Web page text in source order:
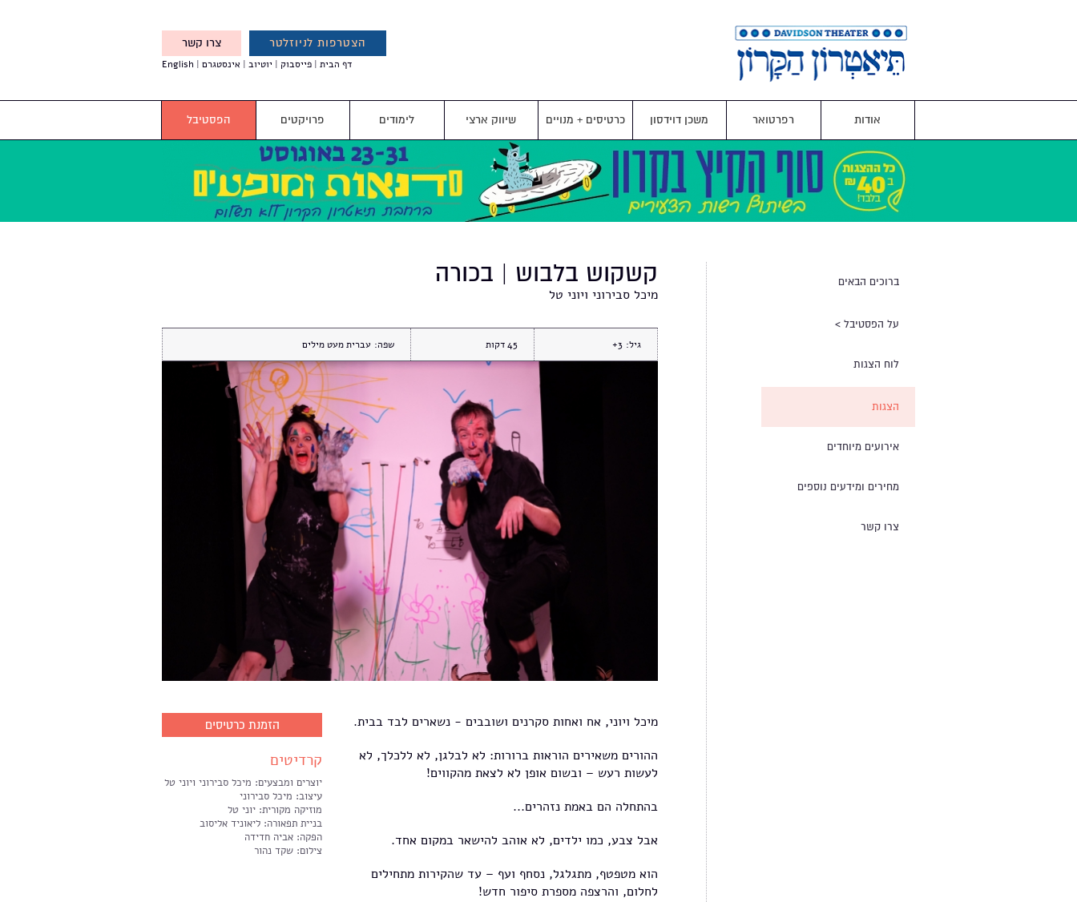
הצטרפות לניוזלטר צרו קשר
והטבות מיוחדות עבורך
דף הבית פייסבוק יוטיוב אינסטגרם English
אודות רפרטואר משכן דוידסון כרטיסים + מנויים שיווק ארצי לימודים פרויקטים הפסטיבל
ברוכים הבאים
על הפסטיבל
לוח הצגות
הצגות
אירועים מיוחדים
מחירים ומידעים נוספים
צרו קשר
קשקוש בלבוש | בכורה
מיכל סבירוני ויוני טל
גיל: 3+
45 שפה: עברית מעט מילים
מיכל ויוני, אח ואחות סקרנים ושובבים - נשארים לבד בבית.
ההורים משאירים הוראות ברורות: לא לבלגן, לא ללכלך, לא
לעשות רעש – ובשום אופן לא לצאת מהקווים!
בהתחלה הם באמת נזהרים...
אבל צבע, כמו ילדים, לא אוהב להישאר במקום אחד.
הוא מטפטף, מתגלגל, נסחף ועף – עד שהקירות מתחילים
לחלום, והרצפה מספרת סיפור חדש!
הזמנת כרטיסים
קרדיטים
יוצרים ומבצעים: מיכל סבירוני ויוני טל
עיצוב: מיכל סבירוני
מוזיקה מקורית: יוני טל
בניית תפאורה: ליאוניד אליסוב
הפקה: אביה חדידה
צילום: שקד נהור